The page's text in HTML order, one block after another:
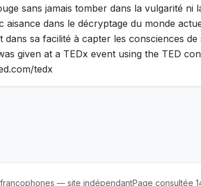
sans jamais tomber dans la vulgarité
aisance dans le décryptage du monde
dans sa facilité à capter les consciences
given at a TEDx event using the TED
tedx
— site indépendantPage consultée